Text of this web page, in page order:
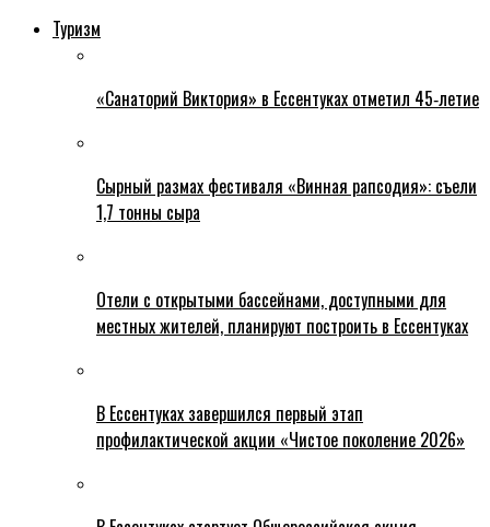
Туризм
«Санаторий Виктория» в Ессентуках отметил 45‑летие
Сырный размах фестиваля «Винная рапсодия»: съели
1,7 тонны сыра
Отели с открытыми бассейнами, доступными для
местных жителей, планируют построить в Ессентуках
В Ессентуках завершился первый этап
профилактической акции «Чистое поколение 2026»